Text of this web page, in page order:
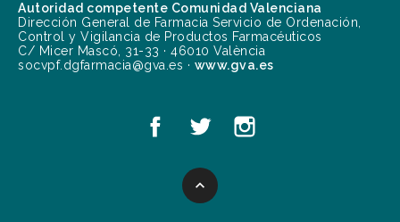
Autoridad competente Comunidad Valenciana
Dirección General de Farmacia Servicio de Ordenación,
Control y Vigilancia de Productos Farmacéuticos
C/ Micer Mascó, 31-33 · 46010 València
socvpf.dgfarmacia@gva.es · www.gva.es
